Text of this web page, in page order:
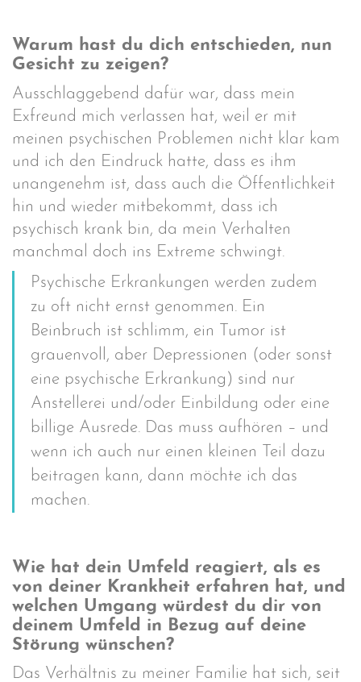
Warum hast du dich entschieden, nun
Gesicht zu zeigen?
Ausschlaggebend dafür war, dass mein
Exfreund mich verlassen hat, weil er mit
meinen psychischen Problemen nicht klar kam
und ich den Eindruck hatte, dass es ihm
unangenehm ist, dass auch die Öffentlichkeit
hin und wieder mitbekommt, dass ich
psychisch krank bin, da mein Verhalten
manchmal doch ins Extreme schwingt.
Psychische Erkrankungen werden zudem
zu oft nicht ernst genommen. Ein
Beinbruch ist schlimm, ein Tumor ist
grauenvoll, aber Depressionen (oder sonst
eine psychische Erkrankung) sind nur
Anstellerei und/oder Einbildung oder eine
billige Ausrede. Das muss aufhören – und
wenn ich auch nur einen kleinen Teil dazu
beitragen kann, dann möchte ich das
machen.
Wie hat dein Umfeld reagiert, als es
von deiner Krankheit erfahren hat, und
welchen Umgang würdest du dir von
deinem Umfeld in Bezug auf deine
Störung wünschen?
Das Verhältnis zu meiner Familie hat sich, seit